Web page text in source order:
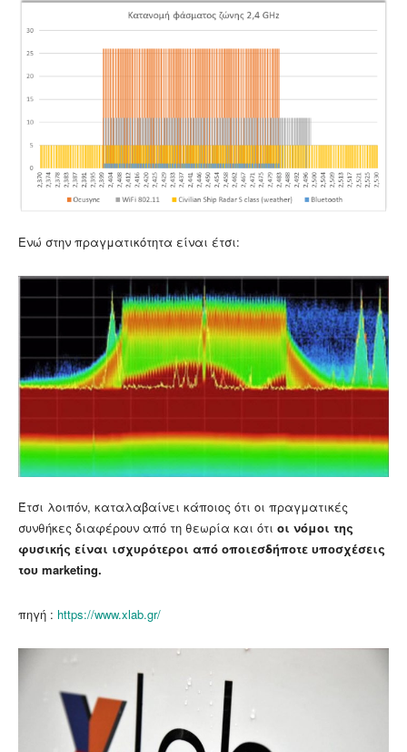
Ενώ στην πραγματικότητα είναι έτσι:
Έτσι λοιπόν, καταλαβαίνει κάποιος ότι οι πραγματικές
συνθήκες διαφέρουν από τη θεωρία και ότι οι νόμοι της
φυσικής είναι ισχυρότεροι από οποιεσδήποτε υποσχέσεις
του marketing.
πηγή : https://www.xlab.gr/